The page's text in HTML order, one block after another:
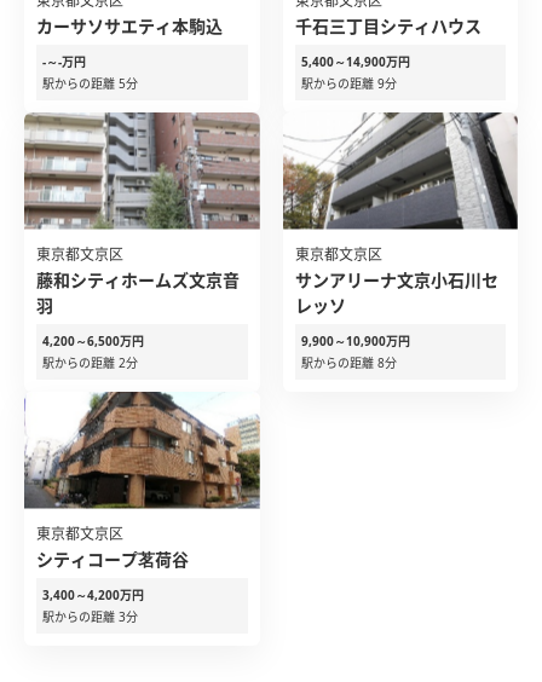
カーサソサエティ本駒込
-～-万円
駅からの距離 5分
千石三丁目シティハウス
5,400～14,900万円
駅からの距離 9分
東京都文京区
藤和シティホームズ文京音
羽
4,200～6,500万円
駅からの距離 2分
東京都文京区
サンアリーナ文京小石川セ
レッソ
9,900～10,900万円
駅からの距離 8分
東京都文京区
シティコープ茗荷谷
3,400～4,200万円
駅からの距離 3分